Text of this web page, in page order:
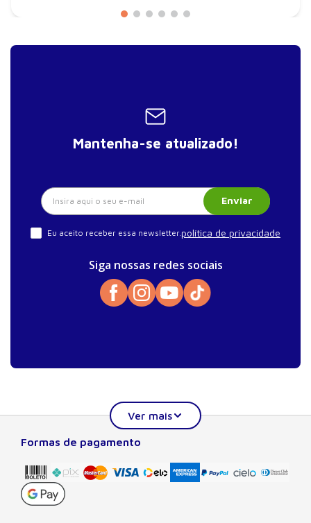
Mantenha-se atualizado!
Enviar
Eu aceito receber essa newsletter. política de privacidade
Siga nossas redes sociais
A Editora Manole é líder em prover conteúdo essencial à
formação do estudante, do profissional nas áreas
científicas, técnicas e profissionais. Seu catálogo, com
Formas de pagamento